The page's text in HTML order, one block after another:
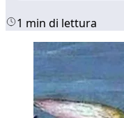
1 min di lettura